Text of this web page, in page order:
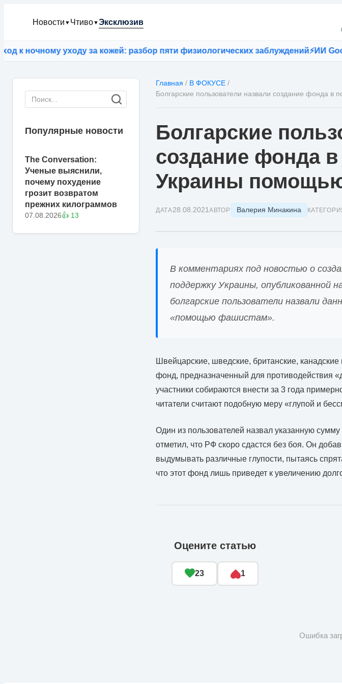
Новости ▼ Чтиво▼Эксклюзив
уходу за кожей: разбор пяти физиологических заблуждений⚡ИИ Google
Популярные новости
The Conversation:
Ученые выяснили,
почему похудение
грозит возвратом
прежних килограммов
07.08.2026👍 13
Главная / В ФОКУСЕ /
Болгарские пользователи назвали создание фонда
Болгарские
создание фонда
Украины
ДАТА28.08.2021 АВТОР Валерия Минакина
В комментариях под новостью о
поддержку Украины, опубликованной
болгарские пользователи назвали
«помощью фашистам».
Швейцарские, шведские, британские,
фонд, предназначенный для противодействия
участники собираются внести за 3 года
читатели считают подобную меру «глупой и
Один из пользователей назвал указанную
отметил, что РФ скоро сдастся без боя. Он
выдумывать различные глупости, пытаясь
что этот фонд лишь приведет к увеличению
Оцените статью
23 1
Ошибка